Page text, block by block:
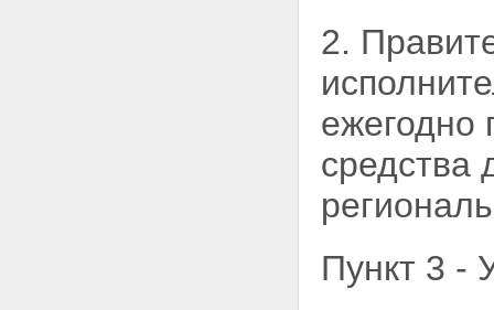
2.
ежегодно
средства
Пункт 3 -